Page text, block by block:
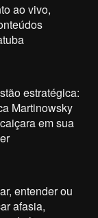
ao vivo,
estratégica:
Martinowsky
em sua
entender ou
afasia,